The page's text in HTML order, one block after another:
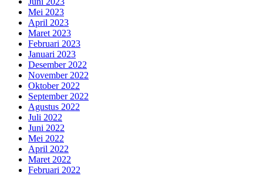
Mei 2023
April 2023
Maret 2023
Februari 2023
Januari 2023
Desember 2022
November 2022
Oktober 2022
September 2022
Agustus 2022
Juli 2022
Juni 2022
Mei 2022
April 2022
Maret 2022
Februari 2022